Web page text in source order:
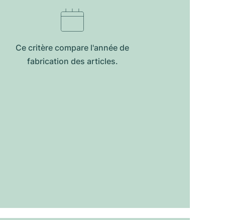
Ce critère compare l'année de
fabrication des articles.